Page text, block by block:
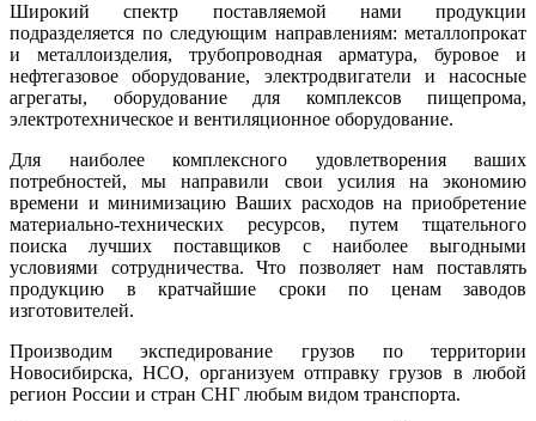
Широкий спектр поставляемой нами продукции
подразделяется по следующим направлениям: металлопрокат
и металлоизделия, трубопроводная арматура, буровое и
нефтегазовое оборудование, электродвигатели и насосные
агрегаты, оборудование для комплексов пищепрома,
электротехническое и вентиляционное оборудование.
Для наиболее комплексного удовлетворения ваших
потребностей, мы направили свои усилия на экономию
времени и минимизацию Ваших расходов на приобретение
материально-технических ресурсов, путем тщательного
поиска лучших поставщиков с наиболее выгодными
условиями сотрудничества. Что позволяет нам поставлять
продукцию в кратчайшие сроки по ценам заводов
изготовителей.
Производим экспедирование грузов по территории
Новосибирска, НСО, организуем отправку грузов в любой
регион России и стран СНГ любым видом транспорта.